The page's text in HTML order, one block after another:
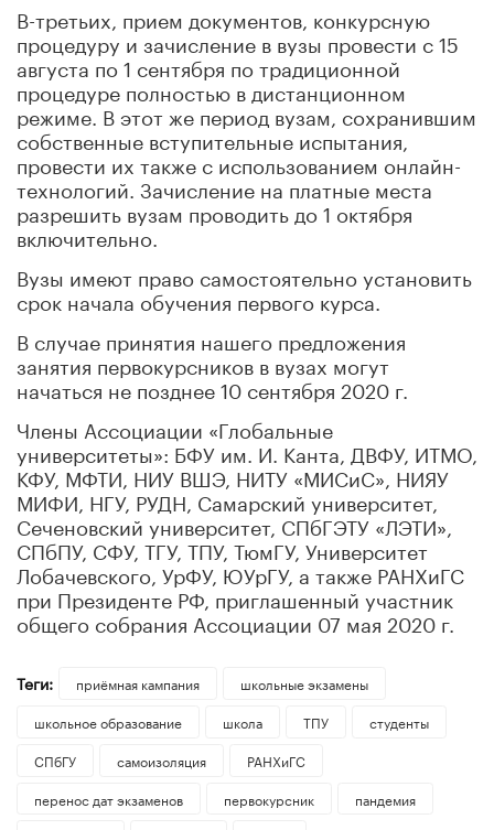
В-третьих, прием документов, конкурсную
процедуру и зачисление в вузы провести с 15
августа по 1 сентября по традиционной
процедуре полностью в дистанционном
режиме. В этот же период вузам, сохранившим
собственные вступительные испытания,
провести их также с использованием онлайн-
технологий. Зачисление на платные места
разрешить вузам проводить до 1 октября
включительно.
Вузы имеют право самостоятельно установить
срок начала обучения первого курса.
В случае принятия нашего предложения
занятия первокурсников в вузах могут
начаться не позднее 10 сентября 2020 г.
Члены Ассоциации «Глобальные
университеты»: БФУ им. И. Канта, ДВФУ, ИТМО,
КФУ, МФТИ, НИУ ВШЭ, НИТУ «МИСиС», НИЯУ
МИФИ, НГУ, РУДН, Самарский университет,
Сеченовский университет, СПбГЭТУ «ЛЭТИ»,
СПбПУ, СФУ, ТГУ, ТПУ, ТюмГУ, Университет
Лобачевского, УрФУ, ЮУрГУ, а также РАНХиГС
при Президенте РФ, приглашенный участник
общего собрания Ассоциации 07 мая 2020 г.
Теги: приёмная кампания
школьные экзамены
школьное образование
школа ТПУ
студенты
СПбГУ
самоизоляция
РАНХиГС
перенос дат экзаменов
первокурсник
пандемия